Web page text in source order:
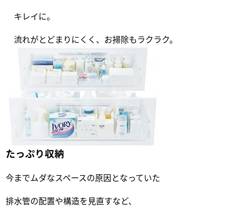
キレイに。
流れがとどまりにくく、お掃除もラクラク。
たっぷり収納
今までムダなスペースの原因となっていた
排水管の配置や構造を見直すなど、